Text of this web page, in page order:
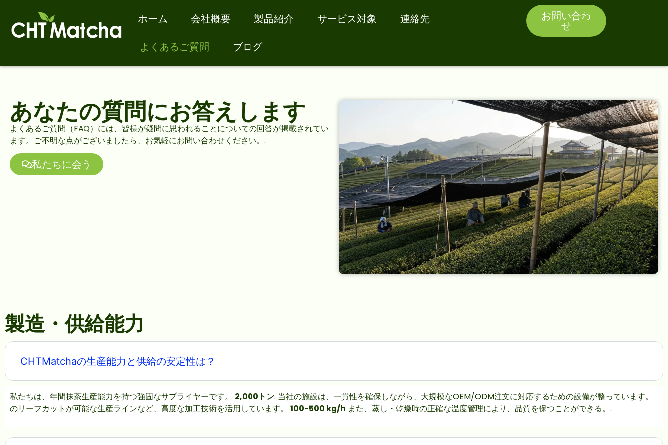
ホーム 会社概要 製品紹介 サービス対象
連絡先
よくあるご質問
ブログ
お問い合わ
せ
あなたの質問にお答えします
よくあるご質問（FAQ）には、皆様が疑問に思われることについての回答が掲載されてい
ます。ご不明な点がございましたら、お気軽にお問い合わせください。.
私たちに会う
製造・供給能力
CHTMatchaの生産能力と供給の安定性は？
私たちは、年間抹茶生産能力を持つ強固なサプライヤーです。 2,000トン. 当社の施設は、一貫性を確保しながら、大規模なOEM/ODM注文に対応するための設備が整っています。
のリーフカットが可能な生産ラインなど、高度な加工技術を活用しています。 100-500 kg/h また、蒸し・乾燥時の正確な温度管理により、品質を保つことができる。.